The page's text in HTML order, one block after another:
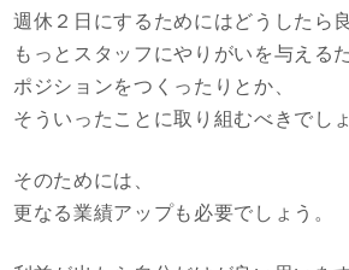
週休２日にするためにはどうしたら
もっとスタッフにやりがいを与える
ポジションをつくったりとか、
そういったことに取り組むべきでしょ
そのためには、
更なる業績アップも必要でしょう。